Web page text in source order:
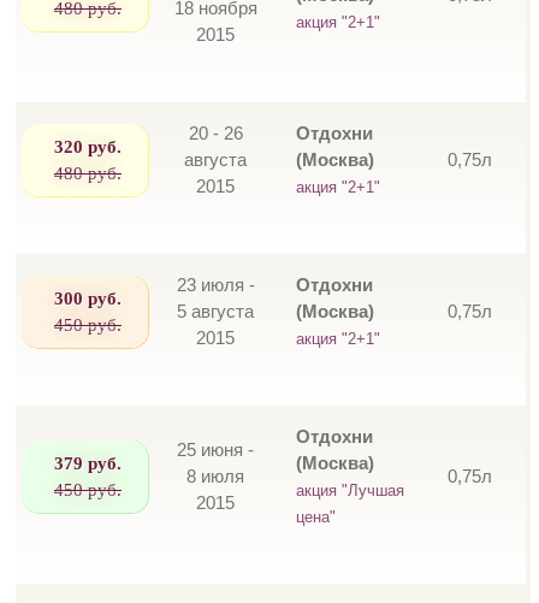
480 руб.
18 ноября
2015
акция "2+1"
320 руб.
480 руб.
20 - 26
августа
2015
Отдохни
(Москва)
акция "2+1"
0,75л
300 руб.
450 руб.
23 июля -
5 августа
2015
Отдохни
(Москва)
акция "2+1"
0,75л
379 руб.
450 руб.
25 июня -
8 июля
2015
Отдохни
(Москва)
акция "Лучшая
цена"
0,75л